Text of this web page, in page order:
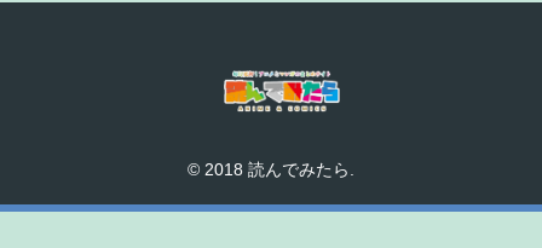
© 2018 読んでみたら.